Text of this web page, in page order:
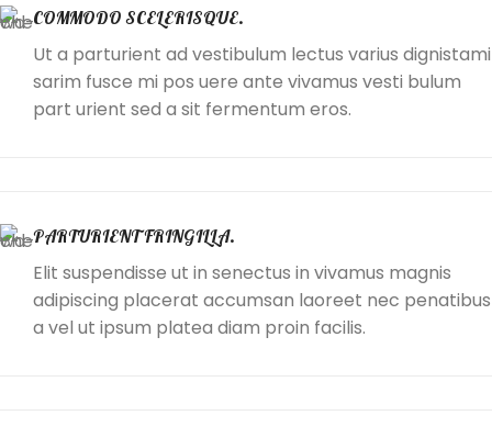
COMMODO SCELERISQUE.
Ut a parturient ad vestibulum lectus varius dignistami
sarim fusce mi pos uere ante vivamus vesti bulum
part urient sed a sit fermentum eros.
PARTURIENT FRINGILLA.
Elit suspendisse ut in senectus in vivamus magnis
adipiscing placerat accumsan laoreet nec penatibus
a vel ut ipsum platea diam proin facilis.